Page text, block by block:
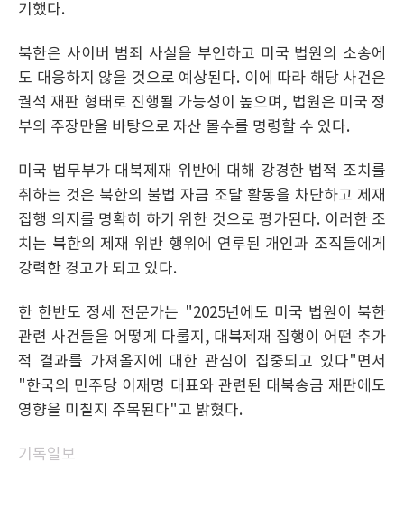
기했다.
북한은 사이버 범죄 사실을 부인하고 미국 법원의 소송에
도 대응하지 않을 것으로 예상된다. 이에 따라 해당 사건은
궐석 재판 형태로 진행될 가능성이 높으며, 법원은 미국 정
부의 주장만을 바탕으로 자산 몰수를 명령할 수 있다.
미국 법무부가 대북제재 위반에 대해 강경한 법적 조치를
취하는 것은 북한의 불법 자금 조달 활동을 차단하고 제재
집행 의지를 명확히 하기 위한 것으로 평가된다. 이러한 조
치는 북한의 제재 위반 행위에 연루된 개인과 조직들에게
강력한 경고가 되고 있다.
한 한반도 정세 전문가는 "2025년에도 미국 법원이 북한
관련 사건들을 어떻게 다룰지, 대북제재 집행이 어떤 추가
적 결과를 가져올지에 대한 관심이 집중되고 있다"면서
"한국의 민주당 이재명 대표와 관련된 대북송금 재판에도
영향을 미칠지 주목된다"고 밝혔다.
기독일보